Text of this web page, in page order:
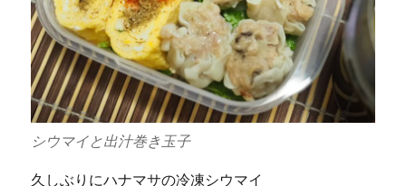
シウマイと出汁巻き玉子
久しぶりにハナマサの冷凍シウマイ